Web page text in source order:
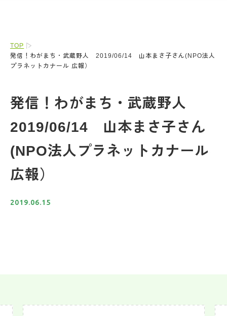
TOP
発信！わがまち・武蔵野人 2019/06/14 山本まさ子さん(NPO法人
プラネットカナール 広報）
発信！わがまち・武蔵野人
2019/06/14 山本まさ子さん
(NPO法人プラネットカナール
広報）
2019.06.15